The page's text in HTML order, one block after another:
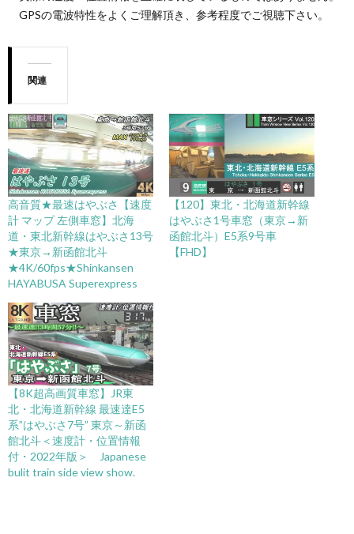
GPSの電波特性をよくご理解頂き、参考程度でご視聴下さい。
関連
高音質★最速はやぶさ【速度
計 マップ 左側車窓】北海
道・東北新幹線はやぶさ13号
★東京→新函館北斗
★4K/60fps★Shinkansen
HAYABUSA Superexpress
【120】東北・北海道新幹線
はやぶさ1号車窓（東京→新
函館北斗）E5系9号車
【FHD】
【8K超高画質車窓】JR東
北・北海道新幹線 最速達E5
系”はやぶさ7号” 東京～新函
館北斗＜速度計・位置情報
付・2022年版＞ Japanese
bulit train side view show.